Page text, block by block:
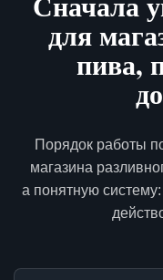
для
пива,
Порядок работы
магазина
а понятную